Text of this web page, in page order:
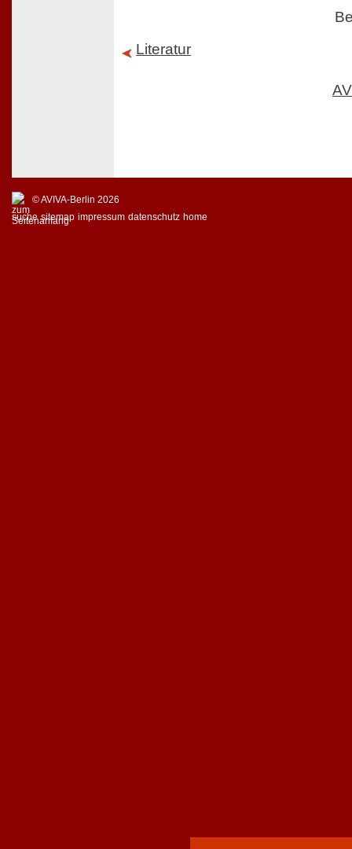
Literatur
© AVIVA-Berlin 2026
suche sitemap impressum datenschutz home